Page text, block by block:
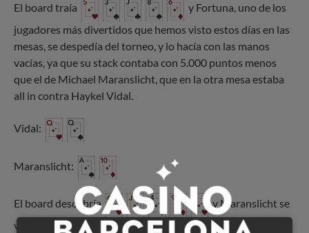
El board traía
y Fortuna, uno de los
jugadores más divertidos que hemos visto estos días en las
mesas, se despedía del torneo, y lo hacía con las manos
vacías, ya que su stack contaba con 5.000 puntos menos
que el de Michael Maranslicht, que en la otra mesa estaba
all in contra Haykel Vidal.
Vidal:
Maranslicht:
El board descubría
y Maranslicht se
veía obligado a decir adiós, aunque con la alegría de haber